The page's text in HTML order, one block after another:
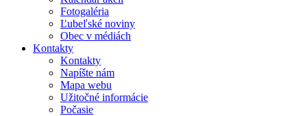
Fotogaléria
Ľubeľské noviny
Obec v médiách
Kontakty
Kontakty
Napíšte nám
Mapa webu
Užitočné informácie
Počasie